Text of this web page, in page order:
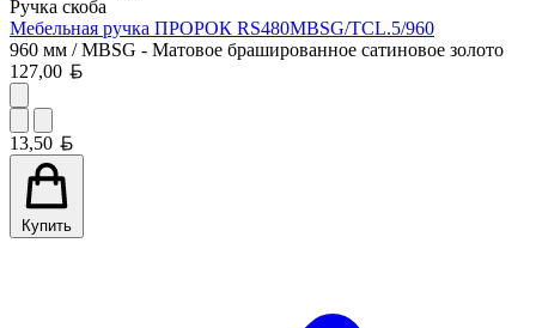
Ручка скоба
Мебельная ручка ПРОРОК RS480MBSG/TCL.5/960
960 мм / MBSG - Матовое брашированное сатиновое золото
127,00
13,50
Купить